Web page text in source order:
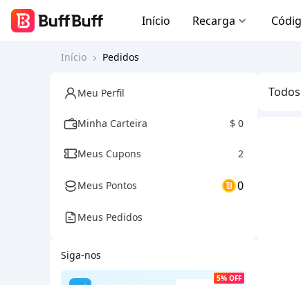
Início Recarga
Início Pedidos
Meu Perfil
Minha Carteira $ 0
Meus Cupons 2
Meus Pontos 0
Meus Pedidos
Siga-nos
5% OFF
Todos